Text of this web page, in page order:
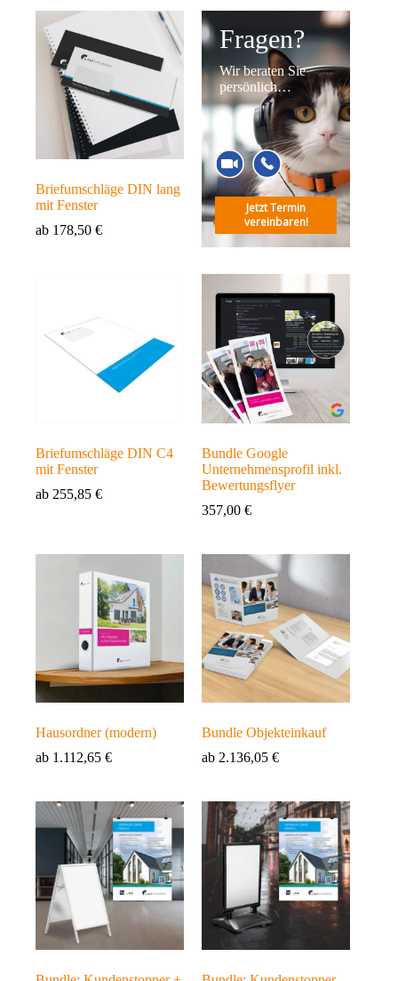
Briefumschläge DIN lang
mit Fenster
ab 178,50 €
Fragen?
Wir beraten Sie
persönlich…
Jetzt Termin
vereinbaren!
Briefumschläge DIN C4
mit Fenster
ab 255,85 €
Bundle Google
Unternehmensprofil inkl.
Bewertungsflyer
357,00€
Hausordner (modern)
ab 1.112,65 €
Bundle Objekteinkauf
ab 2.136,05€